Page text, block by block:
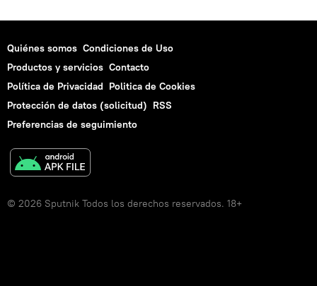
Quiénes somos Condiciones de Uso
Productos y servicios Contacto
Política de Privacidad Politica de Cookies
Protección de datos (solicitud) RSS
Preferencias de seguimiento
© 2026 Sputnik Todos los derechos reservados. 18+